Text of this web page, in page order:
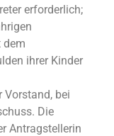
erforderlich;
dem
ihrer Kinder
Vorstand, bei
Die
Antragstellerin